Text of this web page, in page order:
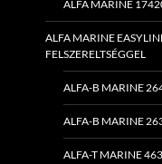
ALFA MARINE
ALFA MARINE
FELSZERELTSÉGGEL
ALFA-B MARINE
ALFA-B MARINE
ALFA-T MARINE